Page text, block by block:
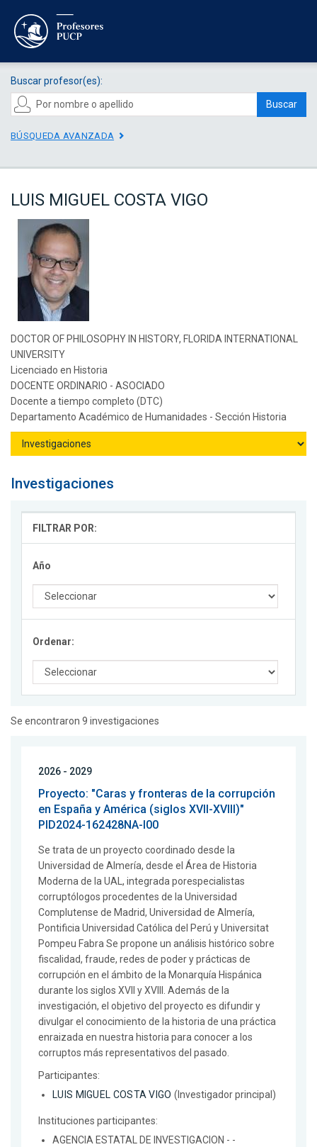
Buscar profesor(es):
Buscar
BÚSQUEDA AVANZADA
LUIS MIGUEL COSTA VIGO
DOCTOR OF PHILOSOPHY IN HISTORY, FLORIDA INTERNATIONAL
UNIVERSITY
Licenciado en Historia
DOCENTE ORDINARIO - ASOCIADO
Docente a tiempo completo (DTC)
Departamento Académico de Humanidades - Sección Historia
Investigaciones
FILTRAR POR:
Año
Ordenar:
Se encontraron 9 investigaciones
2026 - 2029
Proyecto: "Caras y fronteras de la corrupción
en España y América (siglos XVII-XVIII)"
PID2024-162428NA-I00
Se trata de un proyecto coordinado desde la
Universidad de Almería, desde el Área de Historia
Moderna de la UAL, integrada porespecialistas
corruptólogos procedentes de la Universidad
Complutense de Madrid, Universidad de Almería,
Pontificia Universidad Católica del Perú y Universitat
Pompeu Fabra Se propone un análisis histórico sobre
fiscalidad, fraude, redes de poder y prácticas de
corrupción en el ámbito de la Monarquía Hispánica
durante los siglos XVII y XVIII. Además de la
investigación, el objetivo del proyecto es difundir y
divulgar el conocimiento de la historia de una práctica
enraizada en nuestra historia para conocer a los
corruptos más representativos del pasado.
Participantes:
LUIS MIGUEL COSTA VIGO (Investigador principal)
Instituciones participantes:
AGENCIA ESTATAL DE INVESTIGACION - -